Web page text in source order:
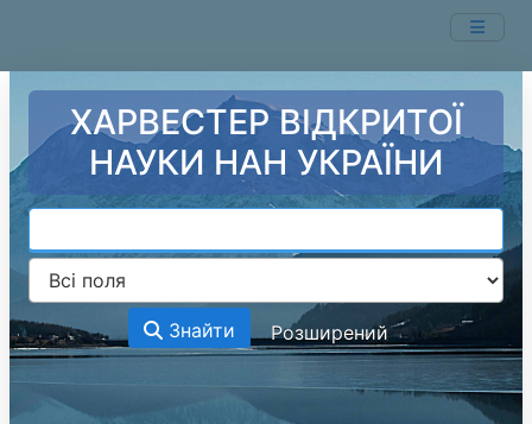
ХАРВЕСТЕР ВІДКРИТОЇ
НАУКИ НАН УКРАЇНИ
Знайти Розширений